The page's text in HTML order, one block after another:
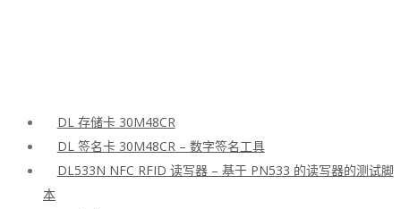
DL 存储卡 30M48CR
DL 签名卡 30M48CR – 数字签名工具
DL533N NFC RFID 读写器 – 基于 PN533 的读写器的测试脚
本